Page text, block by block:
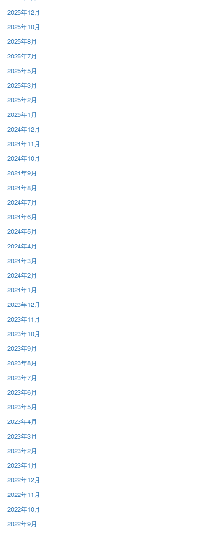
2025年12月
2025年10月
2025年8月
2025年7月
2025年5月
2025年3月
2025年2月
2025年1月
2024年12月
2024年11月
2024年10月
2024年9月
2024年8月
2024年7月
2024年6月
2024年5月
2024年4月
2024年3月
2024年2月
2024年1月
2023年12月
2023年11月
2023年10月
2023年9月
2023年8月
2023年7月
2023年6月
2023年5月
2023年4月
2023年3月
2023年2月
2023年1月
2022年12月
2022年11月
2022年10月
2022年9月